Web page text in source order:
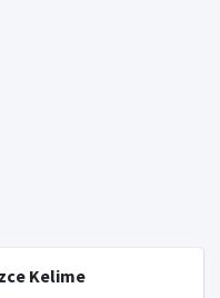
Kelime